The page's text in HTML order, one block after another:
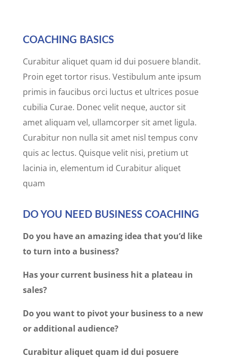
COACHING BASICS
Curabitur aliquet quam id dui posuere blandit.
Proin eget tortor risus. Vestibulum ante ipsum
primis in faucibus orci luctus et ultrices posue
cubilia Curae. Donec velit neque, auctor sit
amet aliquam vel, ullamcorper sit amet ligula.
Curabitur non nulla sit amet nisl tempus conv
quis ac lectus. Quisque velit nisi, pretium ut
lacinia in, elementum id Curabitur aliquet
quam
DO YOU NEED BUSINESS COACHING
Do you have an amazing idea that you’d like
to turn into a business?
Has your current business hit a plateau in
sales?
Do you want to pivot your business to a new
or additional audience?
Curabitur aliquet quam id dui posuere